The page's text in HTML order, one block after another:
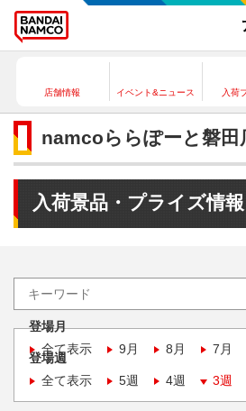
店舗情報 イベント&ニュース 入荷
namcoららぽーと磐田
入荷景品・プライズ情報
登場月
全て表示
9月 8月 7月
登場週
全て表示
5週 4週 3週